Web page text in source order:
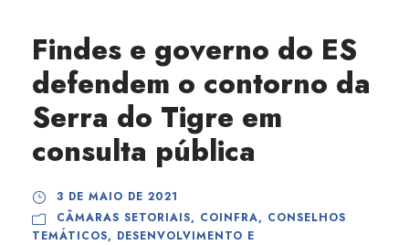
Findes e governo do ES
defendem o contorno da
Serra do Tigre em
consulta pública
3 DE MAIO DE 2021
CÂMARAS SETORIAIS, COINFRA, CONSELHOS
TEMÁTICOS, DESENVOLVIMENTO E